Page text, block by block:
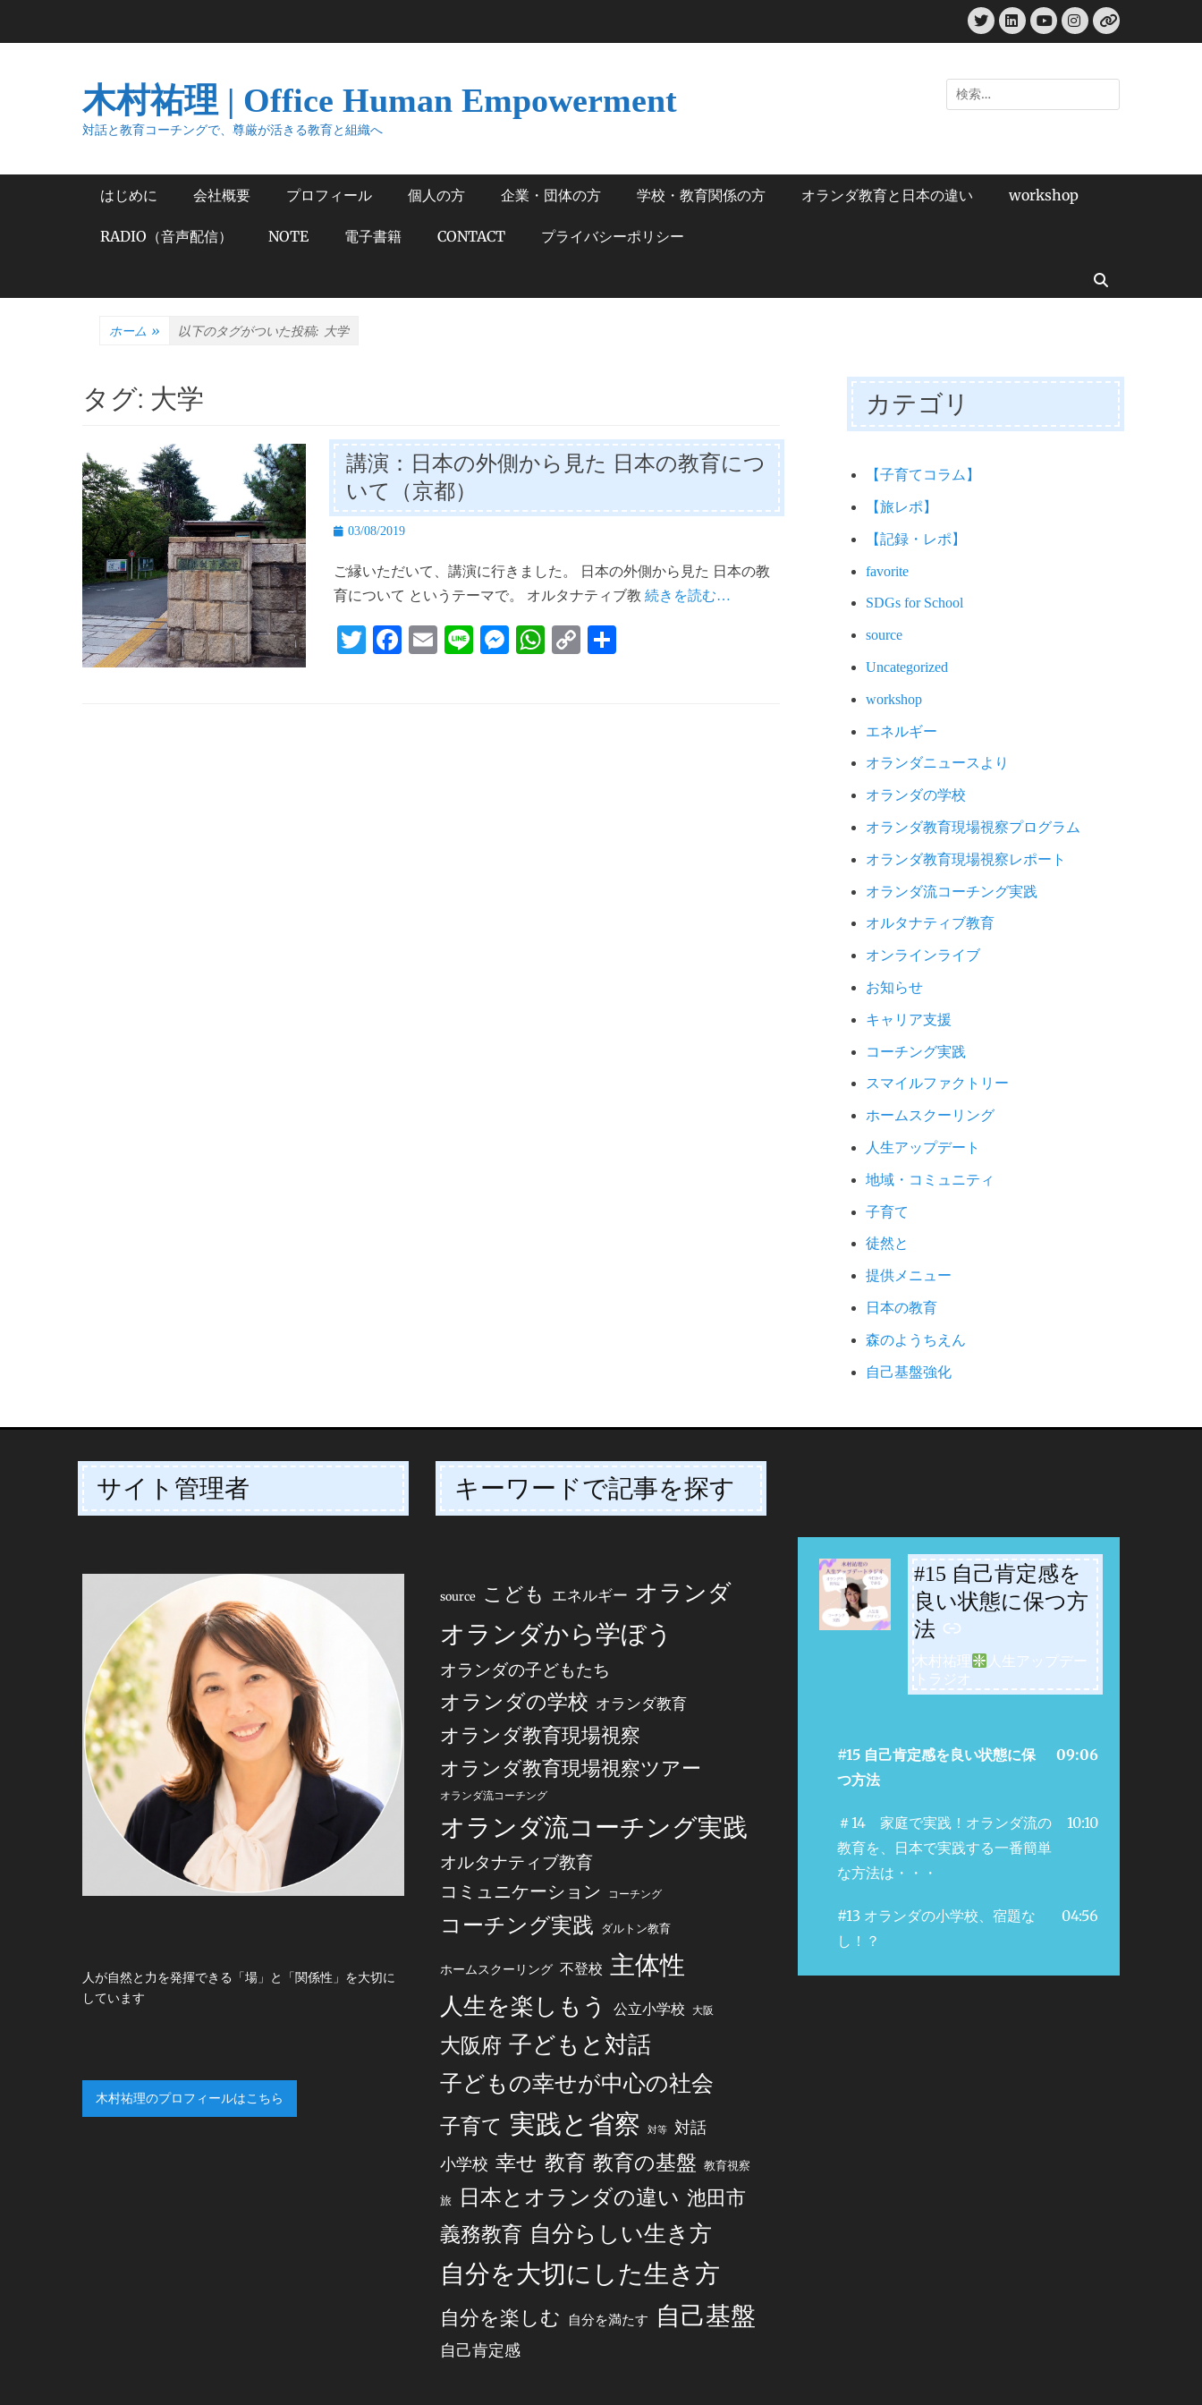
キ
TwitterLinkedIn
YouTube
Instagram
リ
ン
木村祐理 | Office Human Empowerment
対話と教育コーチングで、尊厳が活きる教育と組織へ
検
索:
メインメニュー
はじめに 会社概要 プロフィール 個人の方 企業・団体の方 学校・教育関係の方 オランダ教育と日本の違い workshop
RADIO（音声配信） NOTE 電子書籍 CONTACT プライバシーポリシー
ホーム » 以下のタグがついた投稿: 大学
タグ: 大学
講演：日本の外側から見た 日本の教育につ
いて（京都）
投
日
03/08/2019
ご縁いただいて、講演に行きました。 日本の外側から見た 日本の教
育について というテーマで。 オルタナティブ教 続きを読む…
T Fa E Li M W C 共
カテゴリ
【子育てコラム】
【旅レポ】
【記録・レポ】
favorite
SDGs for School
source
Uncategorized
workshop
エネルギー
オランダニュースより
オランダの学校
オランダ教育現場視察プログラム
オランダ教育現場視察レポート
オランダ流コーチング実践
オルタナティブ教育
オンラインライブ
お知らせ
キャリア支援
コーチング実践
スマイルファクトリー
ホームスクーリング
人生アップデート
地域・コミュニティ
子育て
徒然と
提供メニュー
日本の教育
森のようちえん
自己基盤強化
サイト管理者
人が自然と力を発揮できる「場」と「関係性」を大切に
しています
木村祐理のプロフィールはこちら
キーワードで記事を探す
source こども エネルギー オランダ
オランダから学ぼう
オランダの子どもたち
オランダの学校 オランダ教育
オランダ教育現場視察
オランダ教育現場視察ツアー
オランダ流コーチング
オランダ流コーチング実践
オルタナティブ教育
コミュニケーション コーチング
コーチング実践 ダルトン教育
ホームスクーリング 不登校 主体性
人生を楽しもう 公立小学校 大阪
大阪府 子どもと対話
子どもの幸せが中心の社会
子育て 実践と省察 対等 対話
小学校 幸せ 教育 教育の基盤 教育視察
旅 日本とオランダの違い 池田市
義務教育 自分らしい生き方
自分を大切にした生き方
自分を楽しむ 自分を満たす 自己基盤
自己肯定感
#15 自己肯定感を
良い状態に保つ方
法
-
木村祐理
人生アップデー
トラジオ
#15 自己肯定感を良い状態に保
つ方法
09:06
＃14 家庭で実践！オランダ流の
教育を、日本で実践する一番簡単
な方法は・・・
10:10
#13 オランダの小学校、宿題な
し！？
04:56